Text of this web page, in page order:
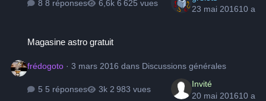
8 réponses 6 625 vues
23 mai 201610 a
Magasine astro gratuit
frédogoto ·3 mars 2016 dans Discussions générales
5 réponses 2 983 vues
Invité
20 mai 201610 a